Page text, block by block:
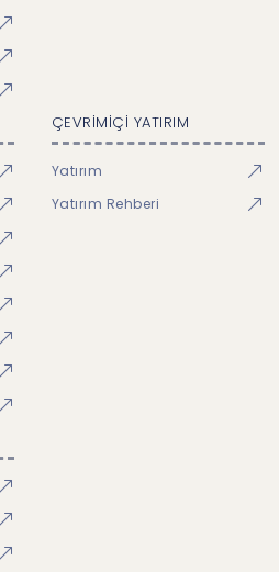
ÇEVRİMİÇİ YATIRIM
Yatırım
Yatırım Rehberi